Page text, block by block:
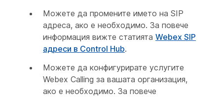
Можете да промените името на SIP
адреса, ако е необходимо. За повече
информация вижте статията Webex SIP
адреси в Control Hub.
Можете да конфигурирате услугите
Webex Calling за вашата организация,
ако е необходимо. За повече